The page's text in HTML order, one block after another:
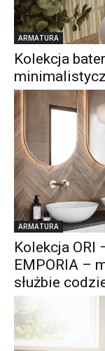
ARMATURA
Kolekcja
ARMATURA
Kolekcja ORI
EMPORIA –
służbie